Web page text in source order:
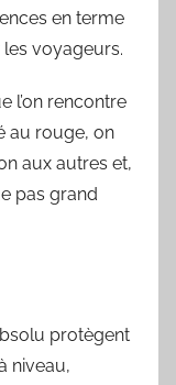
en terme
voyageurs.
l’on rencontre
au rouge, on
aux autres et,
pas grand
protègent
niveau,